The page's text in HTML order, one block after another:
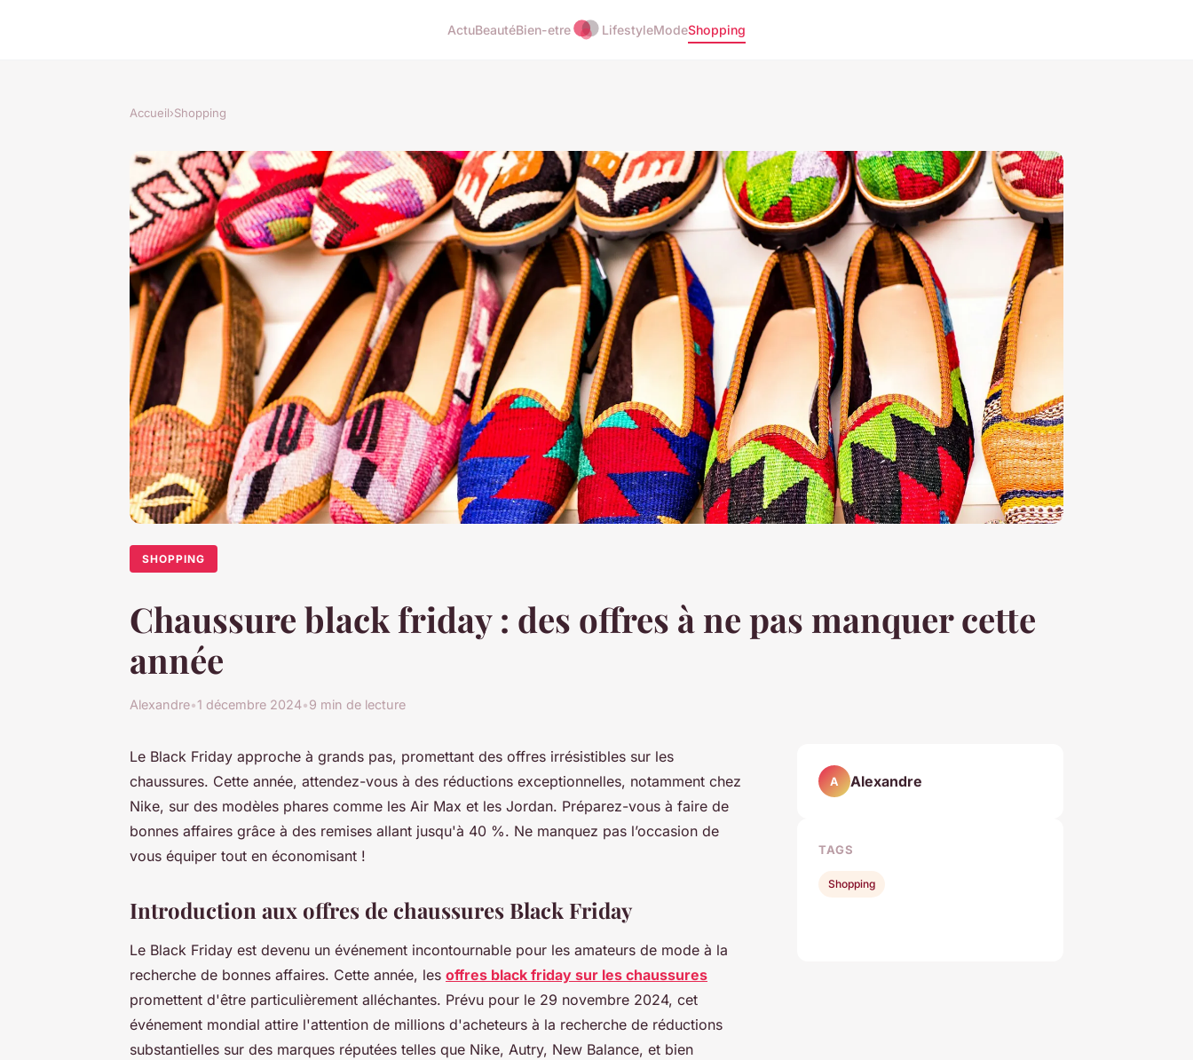
ActuBeautéBien-etre LifestyleModeShopping
Accueil›Shopping
SHOPPING
Chaussure black friday : des offres à ne pas manquer cette
année
Alexandre•1 décembre 2024•9 min de lecture
Le Black Friday approche à grands pas, promettant des offres irrésistibles sur les
chaussures. Cette année, attendez-vous à des réductions exceptionnelles, notamment chez
Nike, sur des modèles phares comme les Air Max et les Jordan. Préparez-vous à faire de
bonnes affaires grâce à des remises allant jusqu'à 40 %. Ne manquez pas l’occasion de
vous équiper tout en économisant !
Introduction aux offres de chaussures Black Friday
Le Black Friday est devenu un événement incontournable pour les amateurs de mode à la
recherche de bonnes affaires. Cette année, les offres black friday sur les chaussures
promettent d'être particulièrement alléchantes. Prévu pour le 29 novembre 2024, cet
événement mondial attire l'attention de millions d'acheteurs à la recherche de réductions
substantielles sur des marques réputées telles que Nike, Autry, New Balance, et bien
A Alexandre
TAGS
Shopping